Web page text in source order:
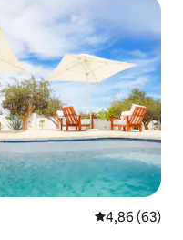
4,86 av 5 i
4,86 (63)